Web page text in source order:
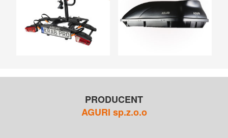
PRODUCENT
AGURI sp.z.o.o